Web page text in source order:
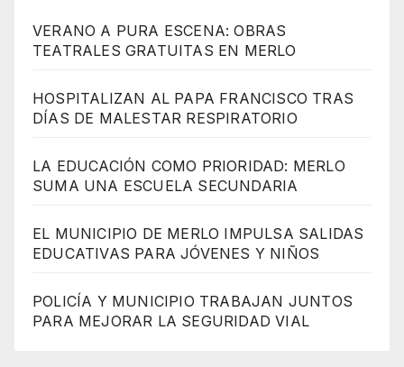
VERANO A PURA ESCENA: OBRAS
TEATRALES GRATUITAS EN MERLO
HOSPITALIZAN AL PAPA FRANCISCO TRAS
DÍAS DE MALESTAR RESPIRATORIO
LA EDUCACIÓN COMO PRIORIDAD: MERLO
SUMA UNA ESCUELA SECUNDARIA
EL MUNICIPIO DE MERLO IMPULSA SALIDAS
EDUCATIVAS PARA JÓVENES Y NIÑOS
POLICÍA Y MUNICIPIO TRABAJAN JUNTOS
PARA MEJORAR LA SEGURIDAD VIAL